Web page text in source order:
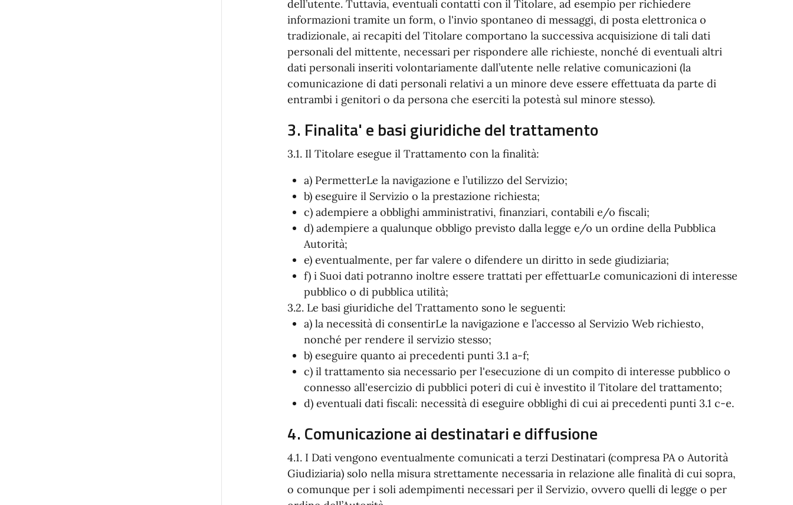
dell’utente. Tuttavia, eventuali contatti con il Titolare, ad esempio per richiedere
informazioni tramite un form, o l'invio spontaneo di messaggi, di posta elettronica o
tradizionale, ai recapiti del Titolare comportano la successiva acquisizione di tali dati
personali del mittente, necessari per rispondere alle richieste, nonché di eventuali altri
dati personali inseriti volontariamente dall’utente nelle relative comunicazioni (la
comunicazione di dati personali relativi a un minore deve essere effettuata da parte di
entrambi i genitori o da persona che eserciti la potestà sul minore stesso).
3. Finalita' e basi giuridiche del trattamento
3.1. Il Titolare esegue il Trattamento con la finalità:
a) PermetterLe la navigazione e l’utilizzo del Servizio;
b) eseguire il Servizio o la prestazione richiesta;
c) adempiere a obblighi amministrativi, finanziari, contabili e/o fiscali;
d) adempiere a qualunque obbligo previsto dalla legge e/o un ordine della Pubblica
Autorità;
e) eventualmente, per far valere o difendere un diritto in sede giudiziaria;
f) i Suoi dati potranno inoltre essere trattati per effettuarLe comunicazioni di interesse
pubblico o di pubblica utilità;
3.2. Le basi giuridiche del Trattamento sono le seguenti:
a) la necessità di consentirLe la navigazione e l’accesso al Servizio Web richiesto,
nonché per rendere il servizio stesso;
b) eseguire quanto ai precedenti punti 3.1 a-f;
c) il trattamento sia necessario per l'esecuzione di un compito di interesse pubblico o
connesso all'esercizio di pubblici poteri di cui è investito il Titolare del trattamento;
d) eventuali dati fiscali: necessità di eseguire obblighi di cui ai precedenti punti 3.1 c-e.
4. Comunicazione ai destinatari e diffusione
4.1. I Dati vengono eventualmente comunicati a terzi Destinatari (compresa PA o Autorità
Giudiziaria) solo nella misura strettamente necessaria in relazione alle finalità di cui sopra,
o comunque per i soli adempimenti necessari per il Servizio, ovvero quelli di legge o per